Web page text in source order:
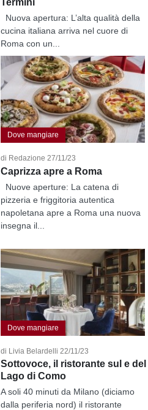
Nuova apertura: L’alta qualità della
cucina italiana arriva nel cuore di
Roma con un...
Dove mangiare
di Redazione 27/11/23
Caprizza apre a Roma
Nuove aperture: La catena di
pizzeria e friggitoria autentica
napoletana apre a Roma una nuova
insegna il...
Dove mangiare
di Livia Belardelli 22/11/23
Sottovoce, il ristorante sul e del
Lago di Como
A soli 40 minuti da Milano (diciamo
dalla periferia nord) il ristorante